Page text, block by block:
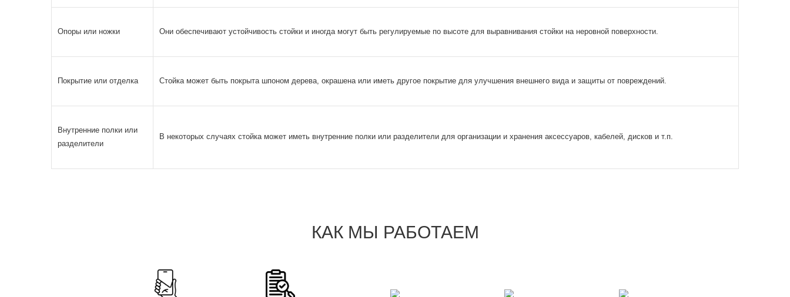
Опоры или ножки Они обеспечивают устойчивость стойки и иногда могут быть регулируемые по высоте для выравнивания стойки на неровной поверхности.
Покрытие или отделка Стойка может быть покрыта шпоном дерева, окрашена или иметь другое покрытие для улучшения внешнего вида и защиты от повреждений.
Внутренние полки или
разделители
В некоторых случаях стойка может иметь внутренние полки или разделители для организации и хранения аксессуаров, кабелей, дисков и т.п.
КАК МЫ РАБОТАЕМ